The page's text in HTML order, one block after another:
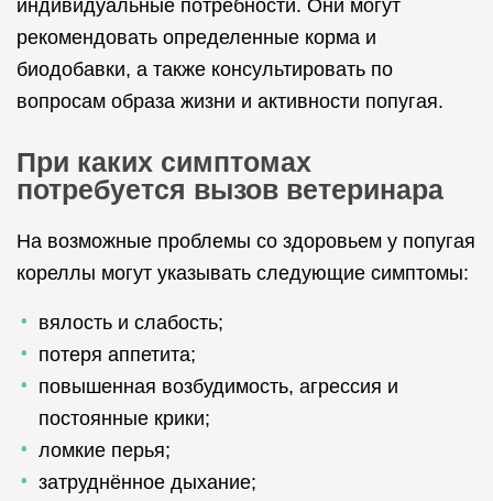
индивидуальные потребности. Они могут
рекомендовать определенные корма и
биодобавки, а также консультировать по
вопросам образа жизни и активности попугая.
При каких симптомах
потребуется вызов ветеринара
На возможные проблемы со здоровьем у попугая
кореллы могут указывать следующие симптомы:
вялость и слабость;
потеря аппетита;
повышенная возбудимость, агрессия и
постоянные крики;
ломкие перья;
затруднённое дыхание;